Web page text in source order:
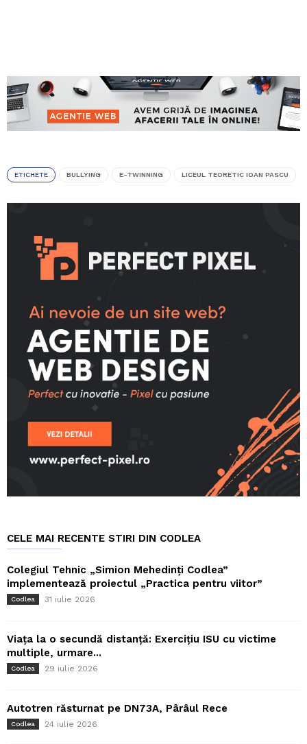
ETICHETE BULLYING E-TWINNING LICEUL TEORETIC IOAN PASCU
CELE MAI RECENTE STIRI DIN CODLEA
Colegiul Tehnic „Simion Mehedinți Codlea”
implementează proiectul „Practica pentru viitor”
Codlea 31 iulie 2026
Viața la o secundă distanță: Exercițiu ISU cu victime
multiple, urmare...
Codlea 29 iulie 2026
Autotren răsturnat pe DN73A, Pârâul Rece
Codlea 24 iulie 2026